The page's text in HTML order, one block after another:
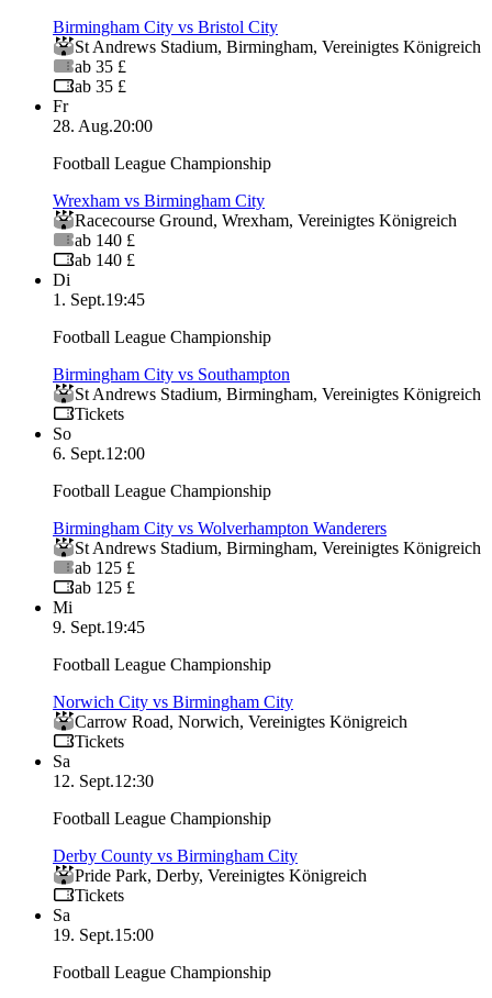
Birmingham City vs Bristol City
St Andrews Stadium, Birmingham, Vereinigtes Königreich
ab 35 £
ab 35 £
Fr
28. Aug.20:00
Football League Championship
Wrexham vs Birmingham City
Racecourse Ground, Wrexham, Vereinigtes Königreich
ab 140 £
ab 140 £
Di
1. Sept.19:45
Football League Championship
Birmingham City vs Southampton
St Andrews Stadium, Birmingham, Vereinigtes Königreich
Tickets
So
6. Sept.12:00
Football League Championship
Birmingham City vs Wolverhampton Wanderers
St Andrews Stadium, Birmingham, Vereinigtes Königreich
ab 125 £
ab 125 £
Mi
9. Sept.19:45
Football League Championship
Norwich City vs Birmingham City
Carrow Road, Norwich, Vereinigtes Königreich
Tickets
Sa
12. Sept.12:30
Football League Championship
Derby County vs Birmingham City
Pride Park, Derby, Vereinigtes Königreich
Tickets
Sa
19. Sept.15:00
Football League Championship